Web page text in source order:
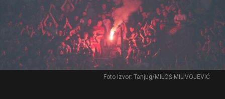
Foto Izvor: Tanjug/MILOŠ MILIVOJEVIĆ